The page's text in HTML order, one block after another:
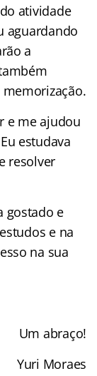
atividade
aguardando
a
e me ajudou
estudava
resolver
gostado e
e na
na sua
Um abraço!
Yuri Moraes